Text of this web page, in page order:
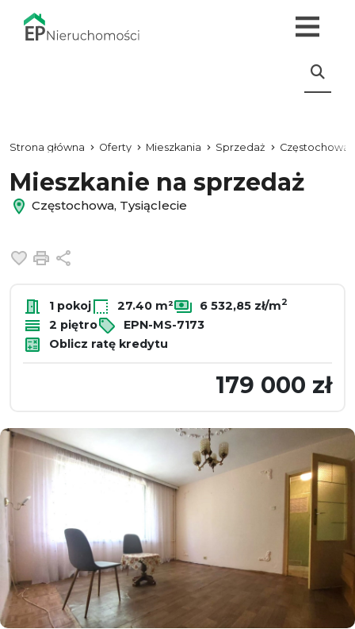
Strona główna Oferty Mieszkania Sprzedaż Częstochowa
Mieszkanie na sprzedaż
Częstochowa, Tysiąclecie
Dodaj do ulubionych
Drukuj
1 pokoj 27.40 m² 6 532,85 zł/m2
2 piętro
EPN-MS-7173
Oblicz ratę kredytu
179 000 zł